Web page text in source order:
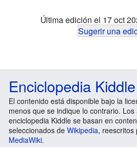
Última edición el 17 oct
Sugerir una
Enciclopedia Kiddle
El contenido está disponible bajo la
menos que se indique lo contrario.
enciclopedia Kiddle se basan en
seleccionados de Wikipedia, reescritos
MediaWiki.